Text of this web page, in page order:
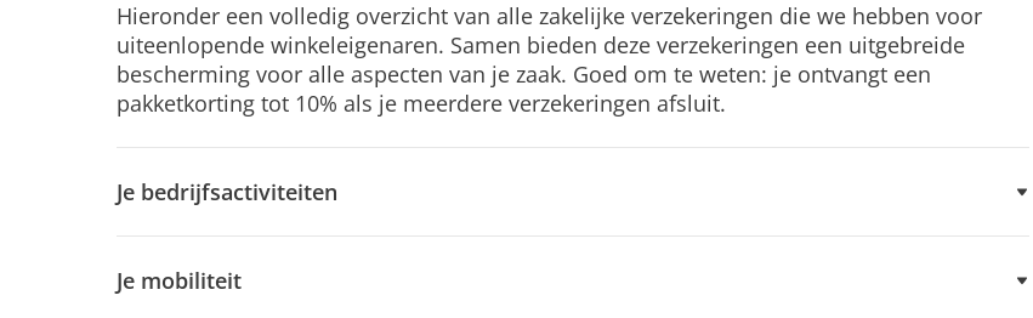
Hieronder een volledig overzicht van alle zakelijke verzekeringen die we hebben voor
uiteenlopende winkeleigenaren. Samen bieden deze verzekeringen een uitgebreide
bescherming voor alle aspecten van je zaak. Goed om te weten: je ontvangt een
pakketkorting tot 10% als je meerdere verzekeringen afsluit.
Je bedrijfsactiviteiten
Je mobiliteit